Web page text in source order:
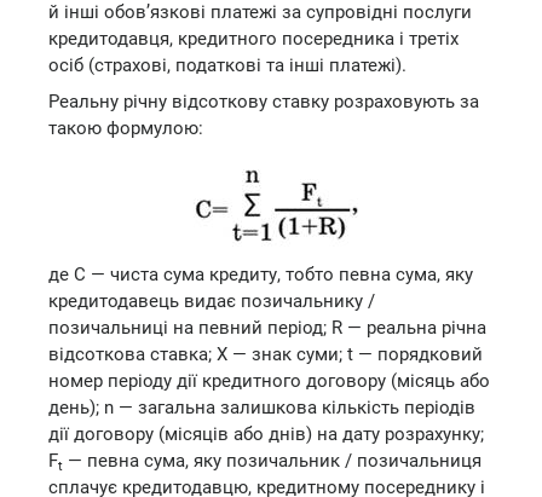
й інші обов’язкові платежі за супровідні послуги
кредитодавця, кредитного посередника і третіх
осіб (страхові, податкові та інші платежі).
Реальну річну відсоткову ставку розраховують за
такою формулою:
де С — чиста сума кредиту, тобто певна сума, яку
кредитодавець видає позичальнику /
позичальниці на певний період; R — реальна річна
відсоткова ставка; X — знак суми; t — порядковий
номер періоду дії кредитного договору (місяць або
день); n — загальна залишкова кількість періодів
дії договору (місяців або днів) на дату розрахунку;
Ft — певна сума, яку позичальник / позичальниця
сплачує кредитодавцю, кредитному посереднику і